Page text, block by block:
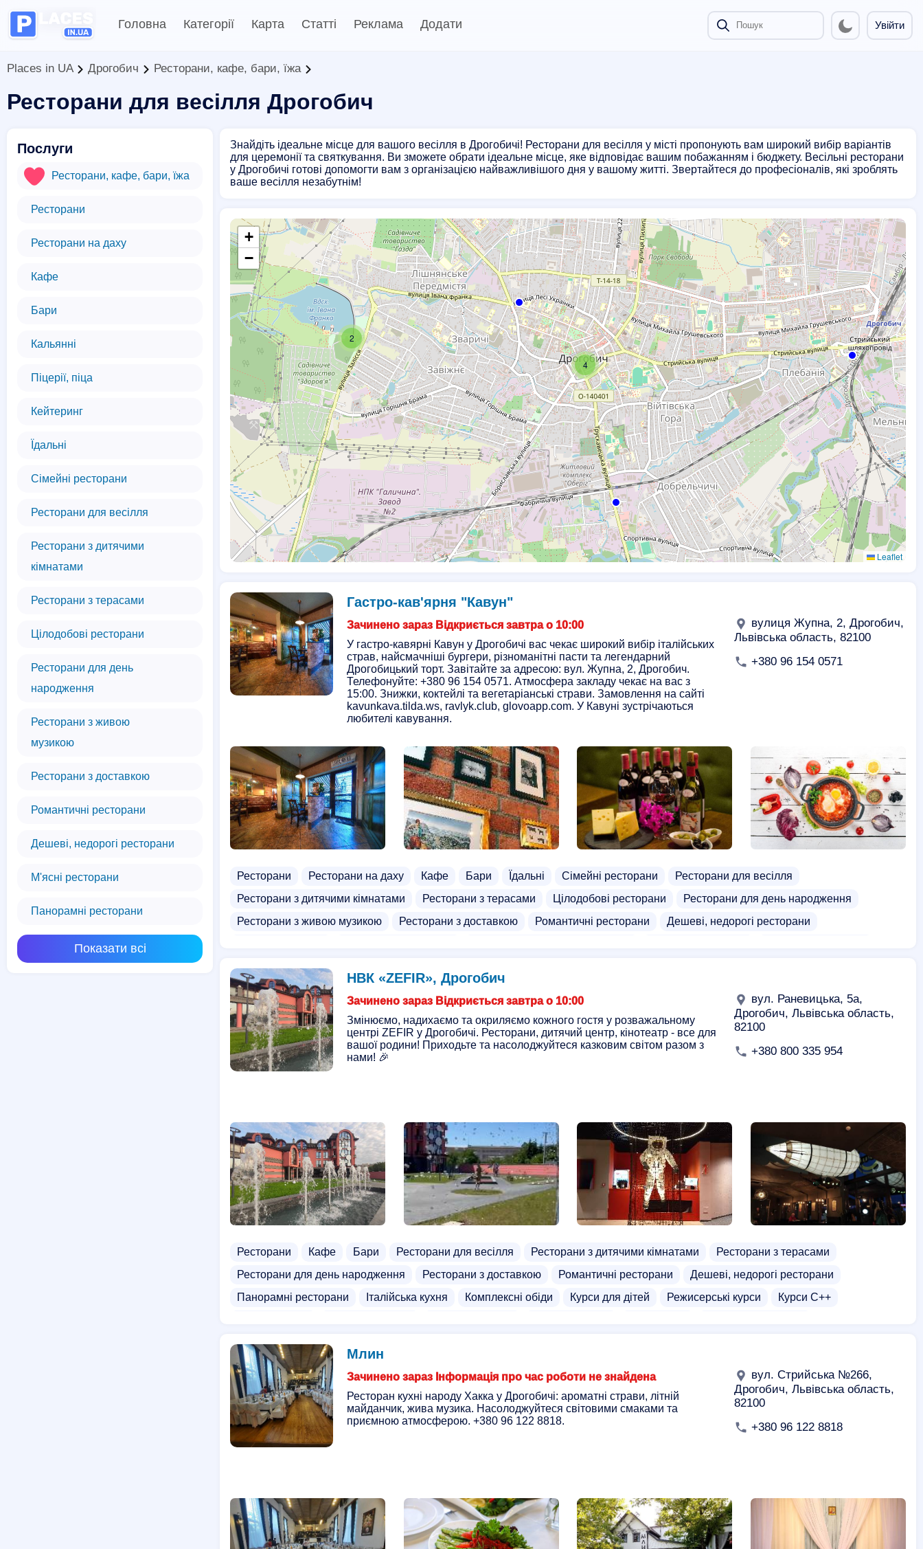
Головна Категорії Карта Статті Реклама Додати Увійти
Places in UA Дрогобич Ресторани, кафе, бари, їжа
Ресторани для весілля Дрогобич
Послуги
Ресторани, кафе, бари, їжа
Ресторани
Ресторани на даху
Кафе
Бари
Кальянні
Піцерії, піца
Кейтеринг
Їдальні
Сімейні ресторани
Ресторани для весілля
Ресторани з дитячими
кімнатами
Ресторани з терасами
Цілодобові ресторани
Ресторани для день
народження
Ресторани з живою
музикою
Ресторани з доставкою
Романтичні ресторани
Дешеві, недорогі ресторани
М'ясні ресторани
Панорамні ресторани
Показати всі
Знайдіть ідеальне місце для вашого весілля в Дрогобичі! Ресторани для весілля у місті пропонують вам широкий вибір варіантів
для церемонії та святкування. Ви зможете обрати ідеальне місце, яке відповідає вашим побажанням і бюджету. Весільні ресторани
у Дрогобичі готові допомогти вам з організацією найважливішого дня у вашому житті. Звертайтеся до професіоналів, які зроблять
ваше весілля незабутнім!
4
2
+
−
Leaflet
Гастро-кав'ярня "Кавун"
Зачинено зараз Відкриється завтра о 10:00
У гастро-кавярні Кавун у Дрогобичі вас чекає широкий вибір італійських
страв, найсмачніші бургери, різноманітні пасти та легендарний
Дрогобицький торт. Завітайте за адресою: вул. Жупна, 2, Дрогобич.
Телефонуйте: +380 96 154 0571. Атмосфера закладу чекає на вас з
15:00. Знижки, коктейлі та вегетаріанські страви. Замовлення на сайті
kavunkava.tilda.ws, ravlyk.club, glovoapp.com. У Кавуні зустрічаються
любителі кавування.
вулиця Жупна, 2, Дрогобич,
Львівська область, 82100
+380 96 154 0571
Ресторани Ресторани на даху Кафе Бари Їдальні Сімейні ресторани
Ресторани для весілля
Ресторани з дитячими кімнатами
Ресторани з терасами Цілодобові ресторани
Ресторани для день народження
Ресторани з живою музикою
Ресторани з доставкою Романтичні ресторани
Дешеві, недорогі ресторани
Грузинська кухня
Мексиканська кухня
Паби
Доставка салатів
Доставка сніданків
Доставка десертів
Доставка гамбургерів
Доставка тортів Чайні магазини В'єтнамська кухня Дискотека
Бістро
Розважальні заклади для дорослих
Постачальники кави
НВК «ZEFIR», Дрогобич
Зачинено зараз Відкриється завтра о 10:00
Змінюємо, надихаємо та окриляємо кожного гостя у розважальному
центрі ZEFIR у Дрогобичі. Ресторани, дитячий центр, кінотеатр - все для
вашої родини! Приходьте та насолоджуйтеся казковим світом разом з
нами! 🎉
вул. Раневицька, 5а,
Дрогобич, Львівська область,
82100
+380 800 335 954
Ресторани Кафе Бари Ресторани для весілля Ресторани з дитячими кімнатами
Ресторани з терасами
Ресторани для день народження
Ресторани з доставкою Романтичні ресторани
Дешеві, недорогі ресторани
Панорамні ресторани
Італійська кухня Комплексні обіди Курси для дітей Режисерські курси
Курси C++
Лазертаг для дітей
Клуби віртуальної реальності
Торгово-розважальні центри
Млин
Зачинено зараз Інформація про час роботи не знайдена
Ресторан кухні народу Хакка у Дрогобичі: ароматні страви, літній
майданчик, жива музика. Насолоджуйтеся світовими смаками та
приємною атмосферою. +380 96 122 8818.
вул. Стрийська №266,
Дрогобич, Львівська область,
82100
+380 96 122 8818